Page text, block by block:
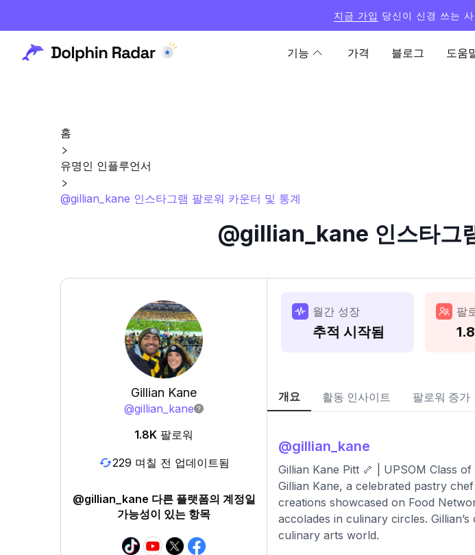
지금 가입 당신이 신경 쓰는
기능 가격 블로그 도움
홈
유명인 인플루언서
@gillian_kane 인스타그램 팔로워 카운터 및 통계
@gillian_kane 인스타그
Gillian Kane
@gillian_kane
1.8K 팔로워
229 며칠 전 업데이트됨
@gillian_kane 다른 플랫폼의 계정일
가능성이 있는 항목
월간 성장
추적 시작됨
팔
개요 활동 인사이트 팔로워 증가
@gillian_kane
Gillian Kane Pitt 🦴 | UPSOM Class
Gillian Kane, a celebrated pastry
creations showcased on Food
accolades in culinary circles.
culinary arts world.